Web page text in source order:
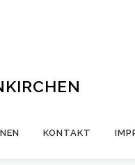
KONTAKT